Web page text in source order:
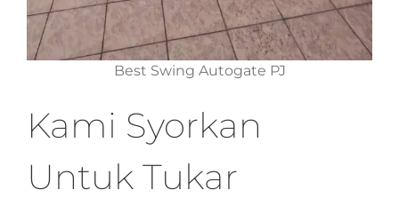
Best Swing Autogate PJ
Kami Syorkan
Untuk Tukar